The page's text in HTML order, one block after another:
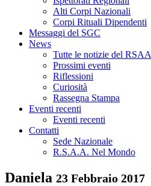
Alti Corpi Nazionali
Corpi Rituali Dipendenti
Messaggi del SGC
News
Tutte le notizie del RSAA
Prossimi eventi
Riflessioni
Curiosità
Rassegna Stampa
Eventi recenti
Eventi recenti
Contatti
Sede Nazionale
R.S.A.A. Nel Mondo
Daniela 23 Febbraio 2017